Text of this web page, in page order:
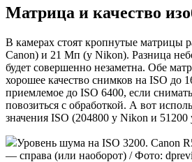
Матрица и качество
В камерах стоят кропнутые матрицы
Canon) и 21 Мп (у Nikon). Разница
будет совершенно незаметна. Обе
хорошее качество снимков на ISO до
приемлемое до ISO 6400, если
повозиться с обработкой. А вот
значения ISO (204800 у Nikon и 51200
Уровень шума на ISO 3200. Canon
— справа (или наоборот) / Фото: